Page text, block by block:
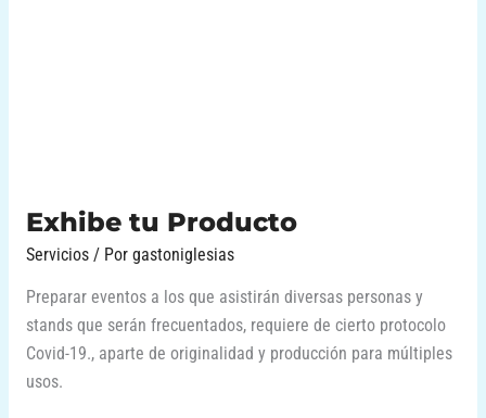
Exhibe tu Producto
Servicios/ Por gastoniglesias
Preparar eventos a los que asistirán diversas personas y
stands que serán frecuentados, requiere de cierto protocolo
Covid-19., aparte de originalidad y producción para múltiples
usos.